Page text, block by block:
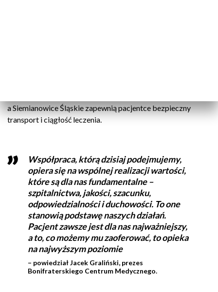
a Siemianowice Śląskie zapewnią pacjentce bezpieczny
transport i ciągłość leczenia.
Współpraca, którą dzisiaj podejmujemy,
opiera się na wspólnej realizacji wartości,
które są dla nas fundamentalne –
szpitalnictwa, jakości, szacunku,
odpowiedzialności i duchowości. To one
stanowią podstawę naszych działań.
Pacjent zawsze jest dla nas najważniejszy,
a to, co możemy mu zaoferować, to opieka
na najwyższym poziomie
– powiedział Jacek Graliński, prezes
Bonifraterskiego Centrum Medycznego.